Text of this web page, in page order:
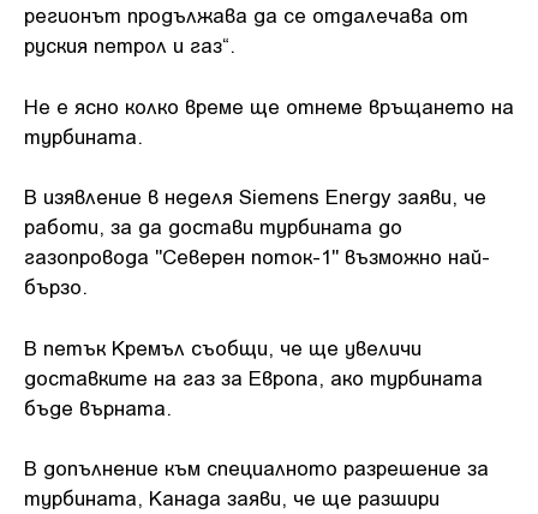
регионът продължава да се отдалечава от
руския петрол и газ“.
Не е ясно колко време ще отнеме връщането на
турбината.
В изявление в неделя Siemens Energy заяви, че
работи, за да достави турбината до
газопровода "Северен поток-1" възможно най-
бързо.
В петък Кремъл съобщи, че ще увеличи
доставките на газ за Европа, ако турбината
бъде върната.
В допълнение към специалното разрешение за
турбината, Канада заяви, че ще разшири